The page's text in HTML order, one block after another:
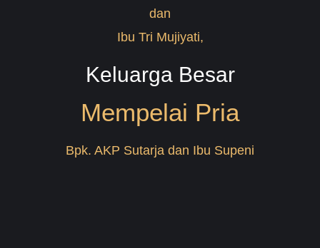
dan
Ibu Tri Mujiyati,
Keluarga Besar
Mempelai Pria
Bpk. AKP Sutarja dan Ibu Supeni